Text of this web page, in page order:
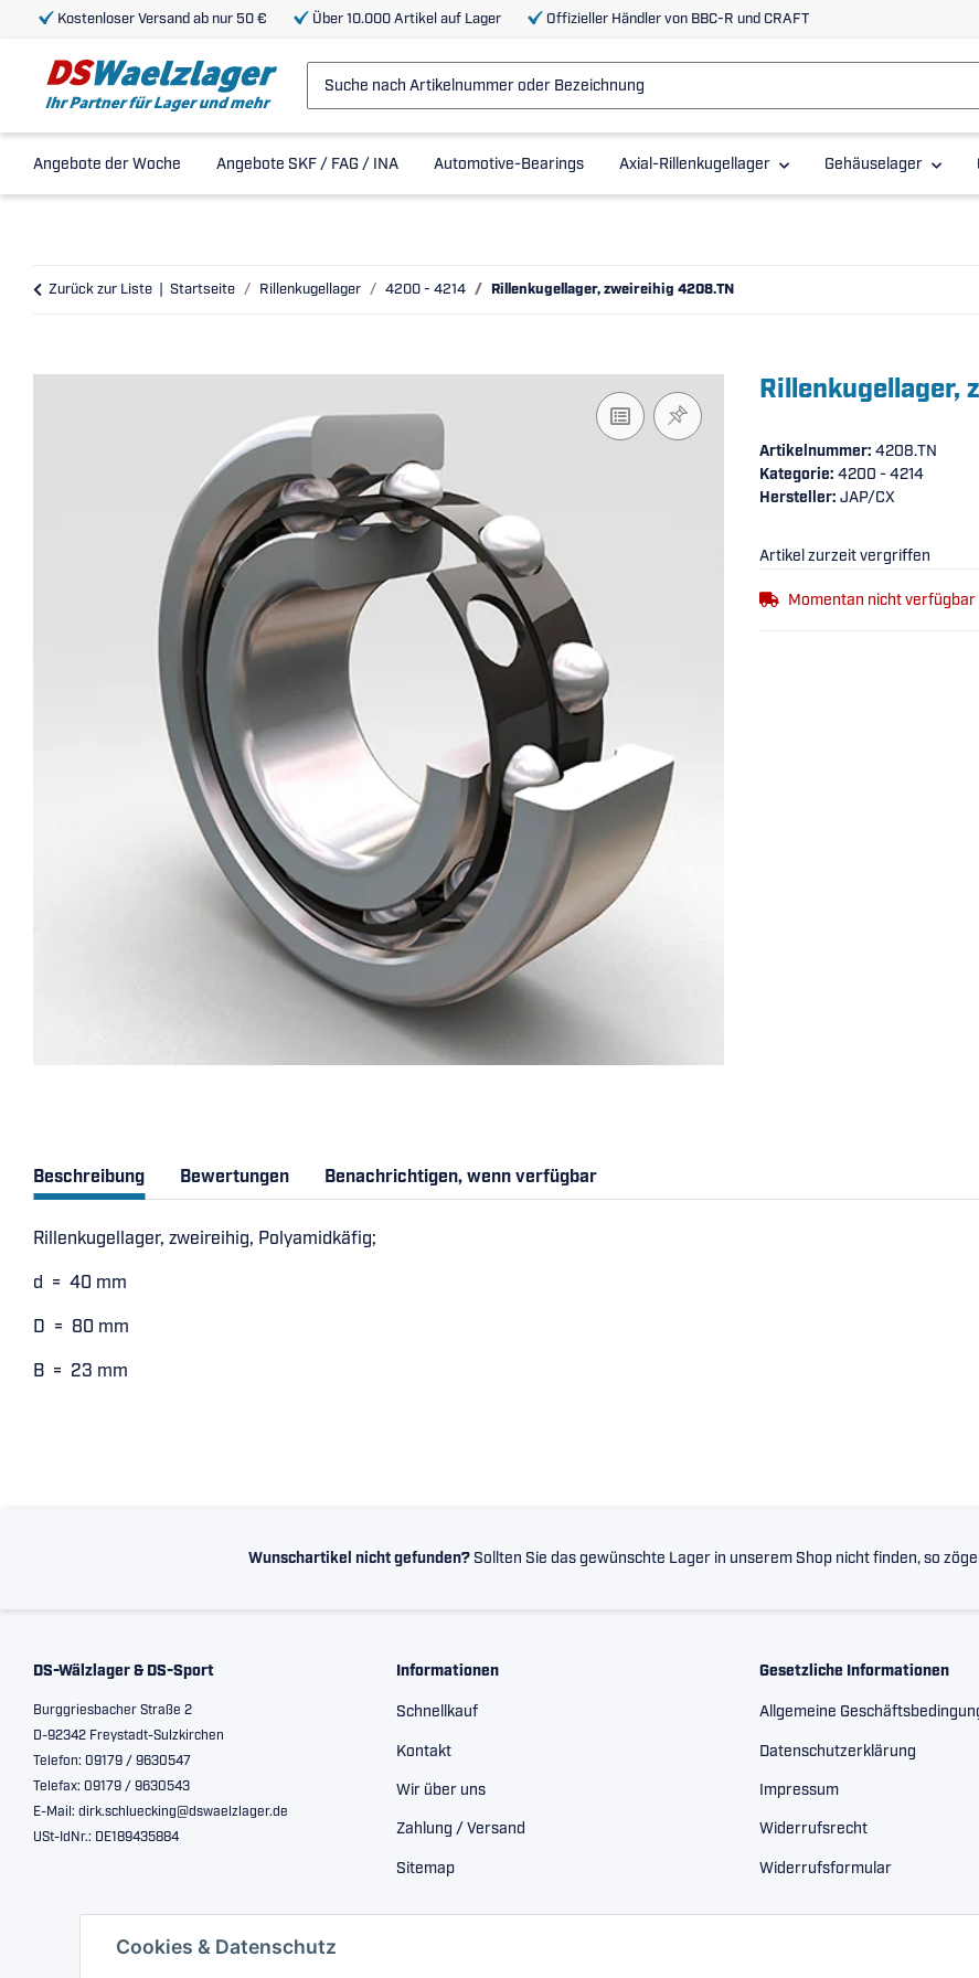
Cookies & Datenschutz
Kostenloser Versand ab nur 50 € Über 10.000 Artikel auf Lager Offizieller Händler von BBC-R und CRAFT
Angebote der Woche Angebote SKF / FAG / INA Automotive-Bearings Axial-Rillenkugellager Gehäuselager
Zurück zur Liste Startseite Rillenkugellager 4200 - 4214 Rillenkugellager, zweireihig 4208.TN
Rillenkugellager,
Artikelnummer: 4208.TN
Kategorie: 4200 - 4214
Hersteller: JAP/CX
Artikel zurzeit vergriffen
Momentan nicht verfügbar
Beschreibung Bewertungen Benachrichtigen, wenn verfügbar
Rillenkugellager, zweireihig, Polyamidkäfig;
d = 40 mm
D = 80 mm
B = 23 mm
Wunschartikel nicht gefunden?Sollten Sie das gewünschte Lager in unserem Shop nicht finden, so
DS-Wälzlager & DS-Sport
Burggriesbacher Straße 2
D-92342 Freystadt-Sulzkirchen
Telefon: 09179 / 9630547
Telefax: 09179 / 9630543
E-Mail: dirk.schluecking@dswaelzlager.de
USt-IdNr.: DE189435884
Informationen
Schnellkauf
Kontakt
Wir über uns
Zahlung / Versand
Sitemap
Gesetzliche Informationen
Allgemeine
Datenschutzerklärung
Impressum
Widerrufsrecht
Widerrufsformular